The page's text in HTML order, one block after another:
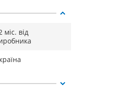
міс. від